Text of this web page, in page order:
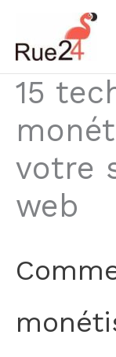
contenu
15
votre
web